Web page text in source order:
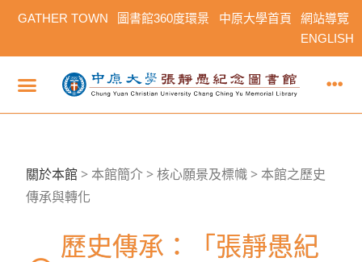
GATHER TOWN 圖書館360度環景 中原大學首頁
網站導覽
ENGLISH
關於本館 > 本館簡介 > 核心願景及標幟 > 本館之歷史
傳承與轉化
歷史傳承：「張靜愚紀